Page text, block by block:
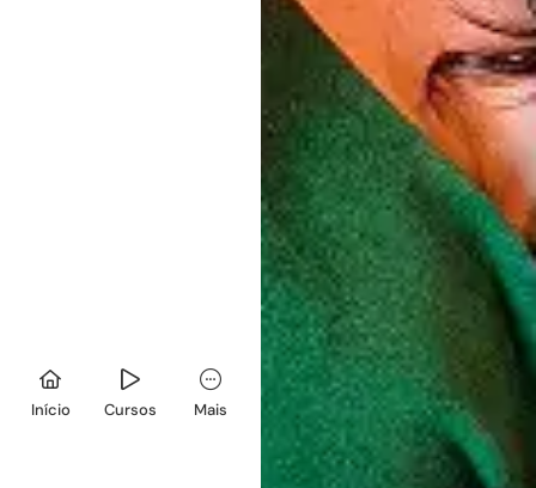
Início Cursos Mais